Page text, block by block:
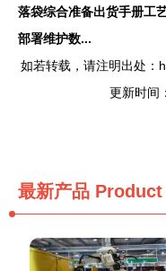
落袋综合准备出货手册工
部署维护数...
如若转载，请注明出处：
更新时间
最新产品 Product